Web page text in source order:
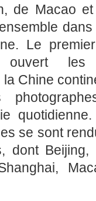
de Macao
Le
les
Chine
se sont
dont Beijing,